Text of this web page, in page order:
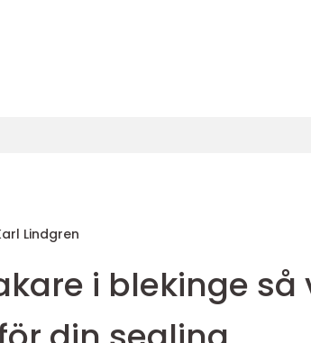
Lindgren
i blekinge